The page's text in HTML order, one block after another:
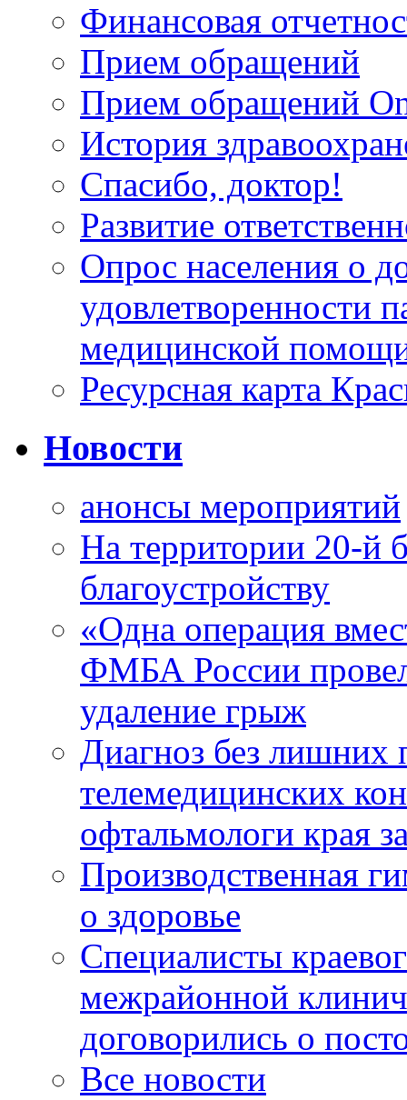
Финансовая
Прием обращений
Прием обращений
История
Спасибо, доктор!
Развитие
Опрос населения о
удовлетворенности
медицинской
Ресурсная карта
Новости
анонсы мероприятий
На территории 20-й
благоустройству
«Одна операция
ФМБА России
удаление грыж
Диагноз без лишних
телемедицинских
офтальмологи края
Производственная
о здоровье
Специалисты
межрайонной
договорились о
Все новости